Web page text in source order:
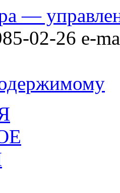
—
02-26 e-